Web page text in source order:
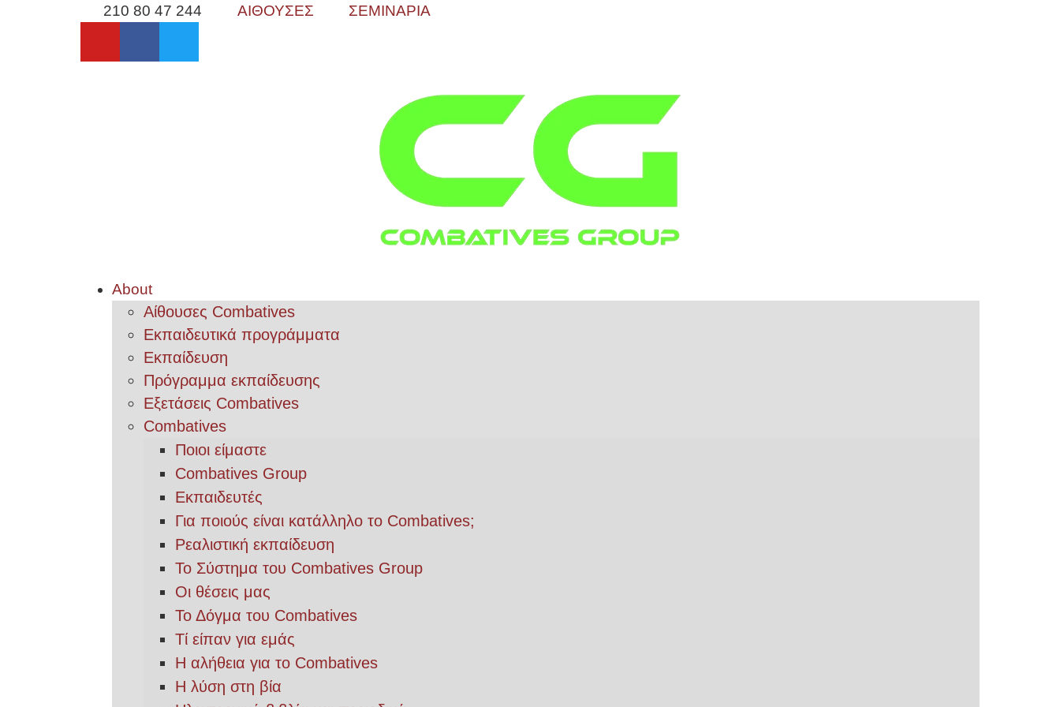
210 80 47 244 ΑΙΘΟΥΣΕΣ ΣΕΜΙΝΑΡΙΑ
About
Αίθουσες Combatives
Εκπαιδευτικά προγράμματα
Εκπαίδευση
Πρόγραμμα εκπαίδευσης
Εξετάσεις Combatives
Combatives
Ποιοι είμαστε
Combatives Group
Εκπαιδευτές
Για ποιούς είναι κατάλληλο το Combatives;
Ρεαλιστική εκπαίδευση
Το Σύστημα του Combatives Group
Οι θέσεις μας
Το Δόγμα του Combatives
Τί είπαν για εμάς
Η αλήθεια για το Combatives
Η λύση στη βία